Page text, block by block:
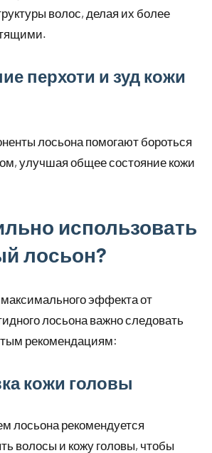
волос, делая их более
перхоти и зуд кожи
лосьона помогают бороться
улучшая общее состояние кожи
использовать
лосьон?
эффекта от
лосьона важно следовать
рекомендациям:
кожи головы
лосьона рекомендуется
волосы и кожу головы, чтобы